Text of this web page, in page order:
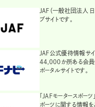
JAF（一般社団法人
ブサイトです。
JAF公式優待情報サイ
44,000か所ある会員
ポータルサイトです。
「JAFモータースポー
ポーツに関する情報